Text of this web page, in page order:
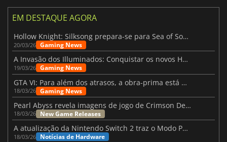
EM DESTAQUE AGORA
Hollow Knight: Silksong prepara-se para Sea of Sorrow com um patch
20/03/26 Gaming News
A Invasão dos Illuminados: Conquistar os novos Helldivers 2 Atualização!
19/03/26 Gaming News
GTA VI: Para além dos atrasos, a obra-prima está quase a chegar
18/03/26 Gaming News
Pearl Abyss revela imagens de jogo de Crimson Desert para a PS5
18/03/26 New Game Releases
A atualização da Nintendo Switch 2 traz o Modo Portátil aos jogos mais antigos da Switch
18/03/26 Notícias de Hardware